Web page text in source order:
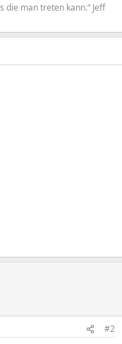
die man treten kann.“ Jeff
#2